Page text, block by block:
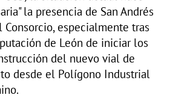
la presencia de San Andrés
especialmente tras
de León de iniciar los
del nuevo vial de
desde el Polígono Industrial